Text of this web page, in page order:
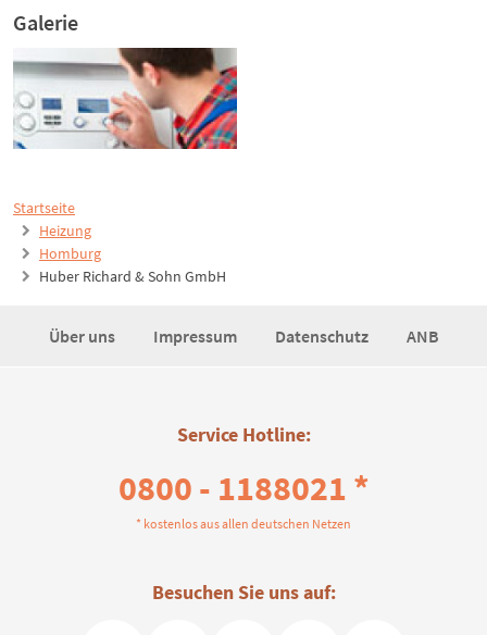
Startseite
Heizung
Homburg
Huber Richard & Sohn GmbH
Galerie
Über uns Impressum Datenschutz ANB
Service Hotline:
0800 - 1188021 *
* kostenlos aus allen deutschen Netzen
Besuchen Sie uns auf: